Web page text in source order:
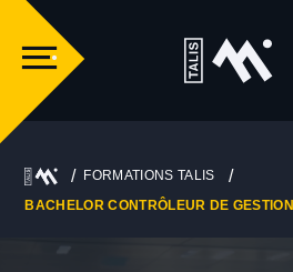
FORMATIONS TALIS
BACHELOR CONTRÔLEUR DE GESTION